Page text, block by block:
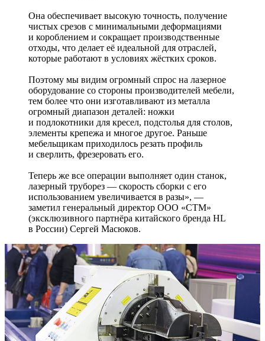
Она обеспечивает высокую точность, получение
чистых срезов с минимальными деформациями
и короблением и сокращает производственные
отходы, что делает её идеальной для отраслей,
которые работают в условиях жёстких сроков.
Поэтому мы видим огромный спрос на лазерное
оборудование со стороны производителей мебели,
тем более что они изготавливают из металла
огромный диапазон деталей: ножки
и подлокотники для кресел, подстолья для столов,
элементы крепежа и многое другое. Раньше
мебельщикам приходилось резать профиль
и сверлить, фрезеровать его.
Теперь же все операции выполняет один станок,
лазерный труборез — скорость сборки с его
использованием увеличивается в разы», —
заметил генеральный директор ООО «СТМ»
(эксклюзивного партнёра китайского бренда HL
в России) Сергей Масюков.